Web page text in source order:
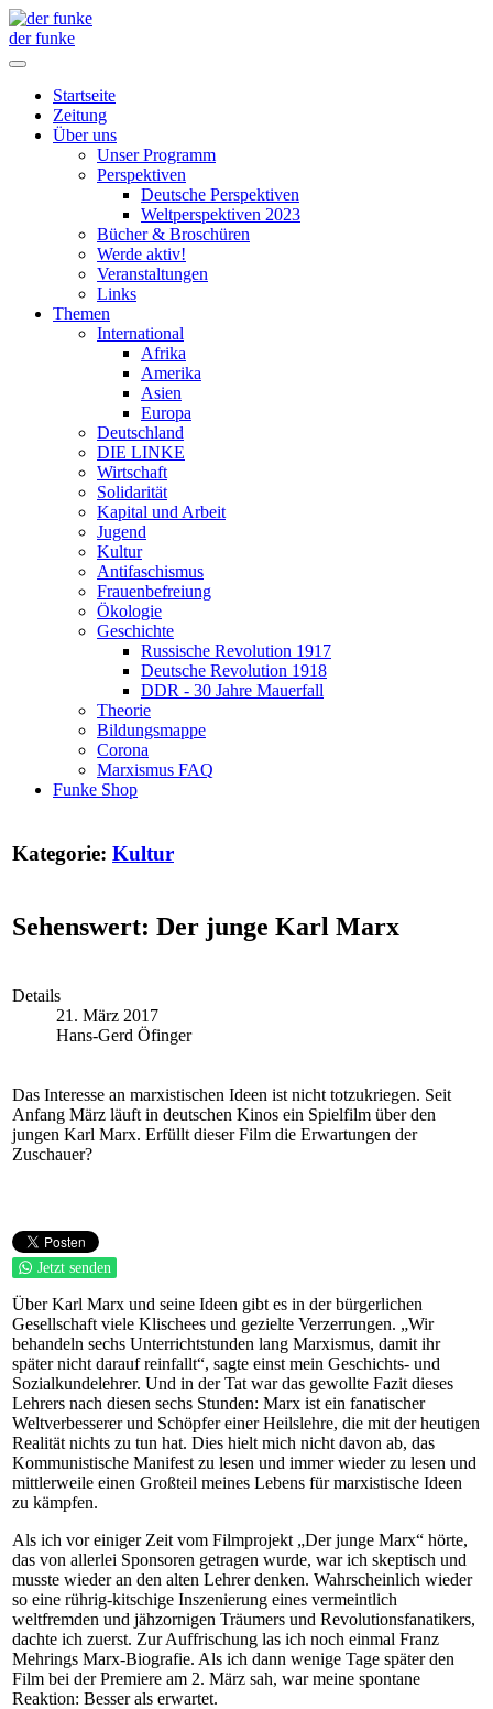
der funke
Startseite
Zeitung
Über uns
Unser Programm
Perspektiven
Deutsche Perspektiven
Weltperspektiven 2023
Bücher & Broschüren
Werde aktiv!
Veranstaltungen
Links
Themen
International
Afrika
Amerika
Asien
Europa
Deutschland
DIE LINKE
Wirtschaft
Solidarität
Kapital und Arbeit
Jugend
Kultur
Antifaschismus
Frauenbefreiung
Ökologie
Geschichte
Russische Revolution 1917
Deutsche Revolution 1918
DDR - 30 Jahre Mauerfall
Theorie
Bildungsmappe
Corona
Marxismus FAQ
Funke Shop
Kategorie: Kultur
Sehenswert: Der junge Karl Marx
Details
21. März 2017
Hans-Gerd Öfinger
Das Interesse an marxistischen Ideen ist nicht totzukriegen. Seit
Anfang März läuft in deutschen Kinos ein Spielfilm über den
jungen Karl Marx. Erfüllt dieser Film die Erwartungen der
Zuschauer?
Jetzt senden
Über Karl Marx und seine Ideen gibt es in der bürgerlichen
Gesellschaft viele Klischees und gezielte Verzerrungen. „Wir
behandeln sechs Unterrichtstunden lang Marxismus, damit ihr
später nicht darauf reinfallt“, sagte einst mein Geschichts- und
Sozialkundelehrer. Und in der Tat war das gewollte Fazit dieses
Lehrers nach diesen sechs Stunden: Marx ist ein fanatischer
Weltverbesserer und Schöpfer einer Heilslehre, die mit der heutigen
Realität nichts zu tun hat. Dies hielt mich nicht davon ab, das
Kommunistische Manifest zu lesen und immer wieder zu lesen und
mittlerweile einen Großteil meines Lebens für marxistische Ideen
zu kämpfen.
Als ich vor einiger Zeit vom Filmprojekt „Der junge Marx“ hörte,
das von allerlei Sponsoren getragen wurde, war ich skeptisch und
musste wieder an den alten Lehrer denken. Wahrscheinlich wieder
so eine rührig-kitschige Inszenierung eines vermeintlich
weltfremden und jähzornigen Träumers und Revolutionsfanatikers,
dachte ich zuerst. Zur Auffrischung las ich noch einmal Franz
Mehrings Marx-Biografie. Als ich dann wenige Tage später den
Film bei der Premiere am 2. März sah, war meine spontane
Reaktion: Besser als erwartet.